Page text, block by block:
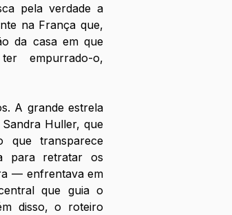
pela verdade a
na França que,
da casa em que
empurrado-o,
A grande estrela
Huller, que
que transparece
para retratar os
— enfrentava em
que guia o
disso, o roteiro